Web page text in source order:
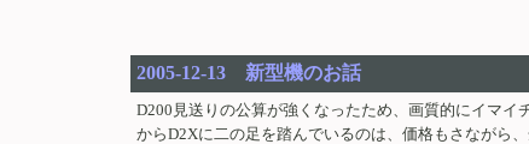
2005-12-13 新型機のお話
D200見送りの公算が強くなったため、画質的にイマ
からD2Xに二の足を踏んでいるのは、価格もさながら